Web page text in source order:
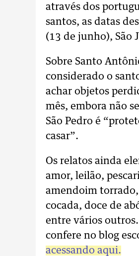
através dos
santos, as datas
(13 de junho), São
Sobre Santo
considerado o
achar objetos
mês, embora não
São Pedro é
casar”.
Os relatos ainda
amor, leilão,
amendoim
cocada, doce de
entre vários
confere no blog
acessando aqui.